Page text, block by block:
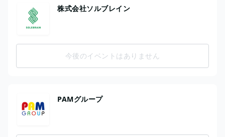
株式会社ソルブレイン
今後のイベントはありません
PAMグループ